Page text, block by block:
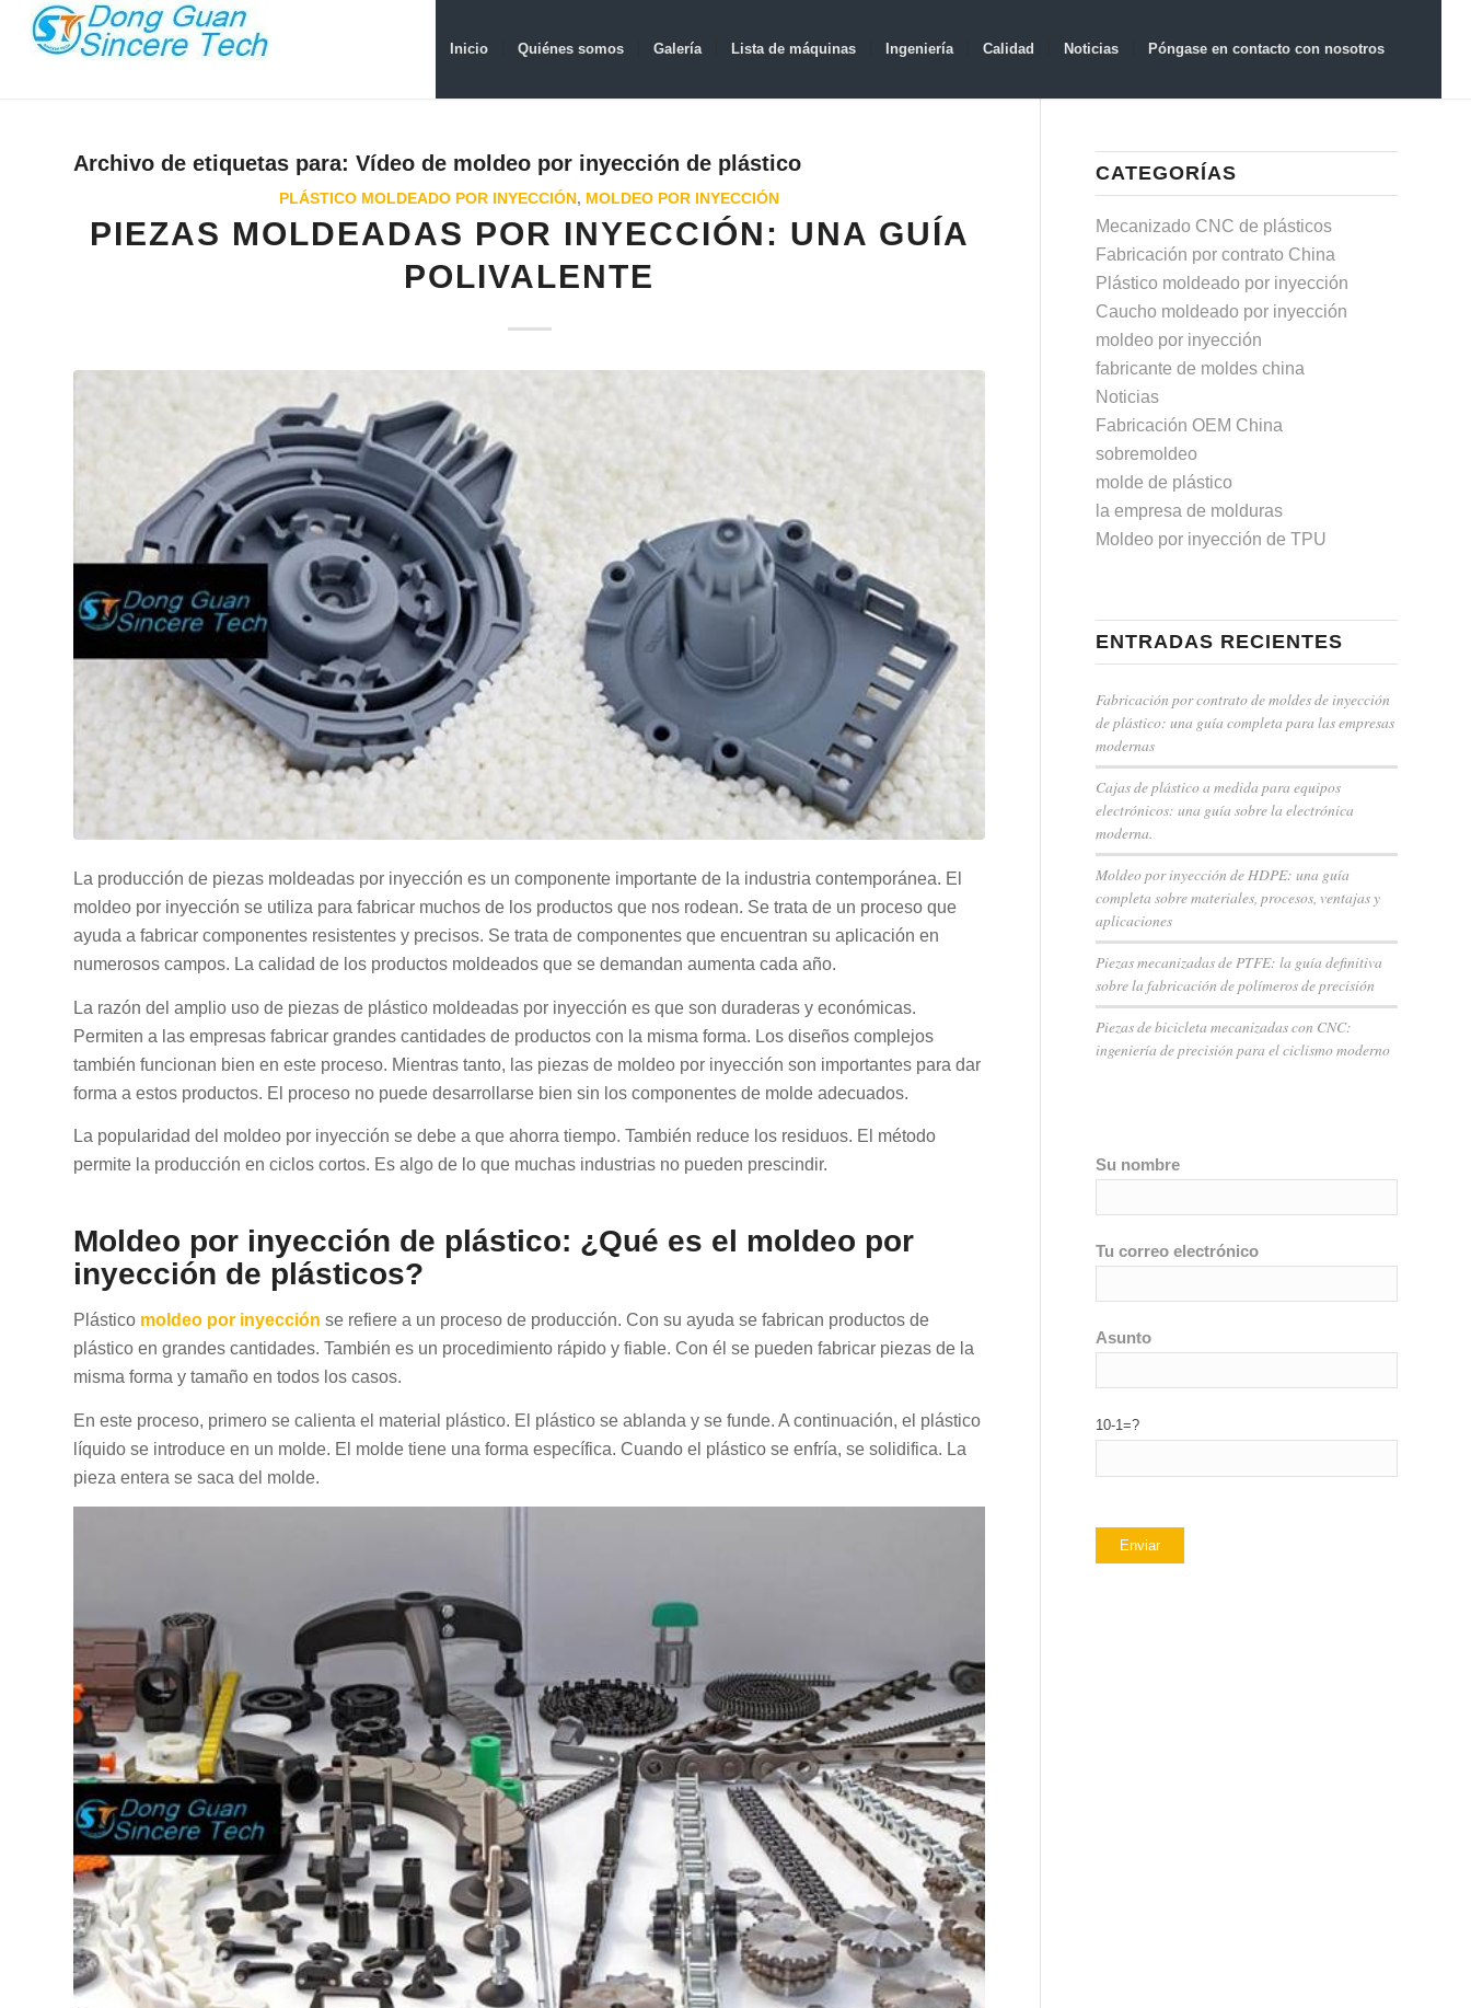
Inicio Quiénes somos Galería Lista de máquinas Ingeniería Calidad Noticias Póngase en contacto con nosotros
Archivo de etiquetas para: Vídeo de moldeo por inyección de plástico
PLÁSTICO MOLDEADO POR INYECCIÓN, MOLDEO POR INYECCIÓN
PIEZAS MOLDEADAS POR INYECCIÓN: UNA GUÍA
POLIVALENTE
La producción de piezas moldeadas por inyección es un componente importante de la industria contemporánea. El
moldeo por inyección se utiliza para fabricar muchos de los productos que nos rodean. Se trata de un proceso que
ayuda a fabricar componentes resistentes y precisos. Se trata de componentes que encuentran su aplicación en
numerosos campos. La calidad de los productos moldeados que se demandan aumenta cada año.
La razón del amplio uso de piezas de plástico moldeadas por inyección es que son duraderas y económicas.
Permiten a las empresas fabricar grandes cantidades de productos con la misma forma. Los diseños complejos
también funcionan bien en este proceso. Mientras tanto, las piezas de moldeo por inyección son importantes para dar
forma a estos productos. El proceso no puede desarrollarse bien sin los componentes de molde adecuados.
La popularidad del moldeo por inyección se debe a que ahorra tiempo. También reduce los residuos. El método
permite la producción en ciclos cortos. Es algo de lo que muchas industrias no pueden prescindir.
Moldeo por inyección de plástico: ¿Qué es el moldeo por
inyección de plásticos?
Plástico moldeo por inyección se refiere a un proceso de producción. Con su ayuda se fabrican productos de
plástico en grandes cantidades. También es un procedimiento rápido y fiable. Con él se pueden fabricar piezas de la
misma forma y tamaño en todos los casos.
En este proceso, primero se calienta el material plástico. El plástico se ablanda y se funde. A continuación, el plástico
líquido se introduce en un molde. El molde tiene una forma específica. Cuando el plástico se enfría, se solidifica. La
pieza entera se saca del molde.
CATEGORÍAS
Mecanizado CNC de plásticos
Fabricación por contrato China
Plástico moldeado por inyección
Caucho moldeado por inyección
moldeo por inyección
fabricante de moldes china
Noticias
Fabricación OEM China
sobremoldeo
molde de plástico
la empresa de molduras
Moldeo por inyección de TPU
ENTRADAS RECIENTES
Fabricación por contrato de moldes de inyección
de plástico: una guía completa para las empresas
modernas
Cajas de plástico a medida para equipos
electrónicos: una guía sobre la electrónica
moderna.
Moldeo por inyección de HDPE: una guía
completa sobre materiales, procesos, ventajas y
aplicaciones
Piezas mecanizadas de PTFE: la guía definitiva
sobre la fabricación de polímeros de precisión
Piezas de bicicleta mecanizadas con CNC:
ingeniería de precisión para el ciclismo moderno
Su nombre
Tu correo electrónico
Asunto
10-1=?